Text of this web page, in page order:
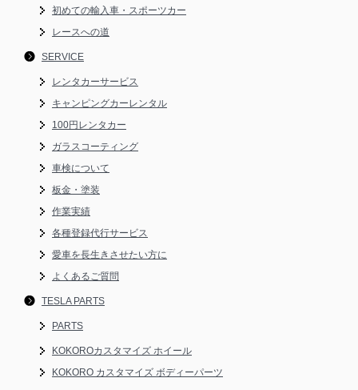
初めての輸入車・スポーツカー
レースへの道
SERVICE
レンタカーサービス
キャンピングカーレンタル
100円レンタカー
ガラスコーティング
車検について
板金・塗装
作業実績
各種登録代行サービス
愛車を長生きさせたい方に
よくあるご質問
TESLA PARTS
PARTS
KOKOROカスタマイズ ホイール
KOKORO カスタマイズ ボディーパーツ